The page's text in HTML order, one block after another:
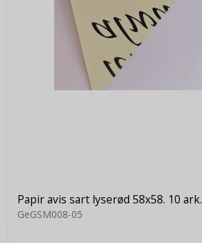
Papir avis sart lyserød 58x58. 10 ark.
GeGSM008-05